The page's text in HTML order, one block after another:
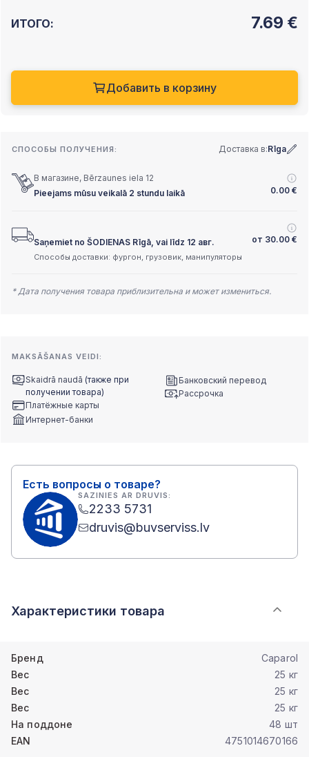
ИТОГО: 7.69 €
Добавить в корзину
СПОСОБЫ ПОЛУЧЕНИЯ: Доставка в:Rīga
В магазине, Bērzaunes iela 12
Pieejams mūsu veikalā 2 stundu laikā
0.00 €
Saņemiet no ŠODIENAS Rīgā, vai līdz 12 авг. от 30.00 €
Способы доставки: фургон, грузовик, манипуляторы
* Дата получения товара приблизительна и может измениться.
MAKSĀŠANAS VEIDI:
Skaidrā naudā (также при
получении товара)
Платёжные карты
Интернет-банки
Банковский перевод
Рассрочка
Есть вопросы о товаре?
SAZINIES AR DRUVIS:
2233 5731
druvis@buvserviss.lv
Характеристики товара
Бренд
Caparol
Вес
25 кг
Вес
25 кг
Вес
25 кг
На поддоне
48 шт
EAN
4751014670166